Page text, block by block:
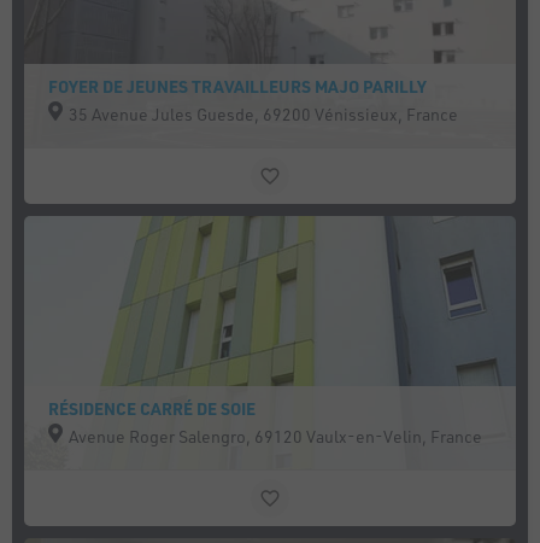
FOYER DE JEUNES TRAVAILLEURS MAJO PARILLY
35 Avenue Jules Guesde, 69200 Vénissieux, France
RÉSIDENCE CARRÉ DE SOIE
Avenue Roger Salengro, 69120 Vaulx-en-Velin, France